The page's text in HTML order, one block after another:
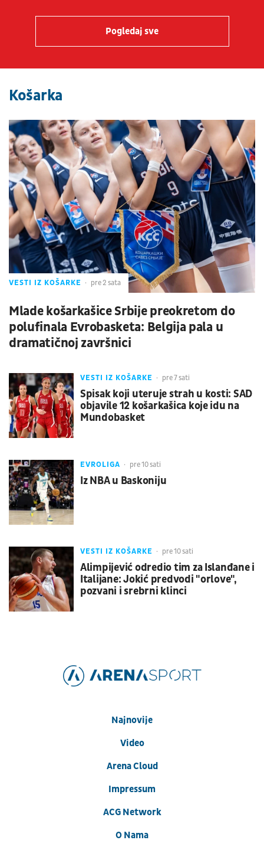
Pogledaj sve
Košarka
VESTI IZ KOŠARKE pre 2 sata
Mlade košarkašice Srbije preokretom do
polufinala Evrobasketa: Belgija pala u
dramatičnoj završnici
VESTI IZ KOŠARKE pre 7 sati
Spisak koji uteruje strah u kosti: SAD
objavile 12 košarkašica koje idu na
Mundobasket
EVROLIGA pre 10 sati
Iz NBA u Baskoniju
VESTI IZ KOŠARKE pre 10 sati
Alimpijević odredio tim za Islanđane i
Italijane: Jokić predvodi "orlove",
pozvani i srebrni klinci
Najnovije
Video
Arena Cloud
Impressum
ACG Network
O Nama